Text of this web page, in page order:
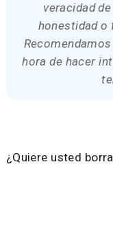
veracidad
honestidad o
hora de hacer
¿Quiere usted